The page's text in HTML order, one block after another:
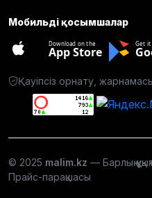
Мобильді қосымшалар
Download on the
App Store
Get it
Қауіпсіз орнату,
© 2025 malim.kz — Барлық
Прайс-парақшасы